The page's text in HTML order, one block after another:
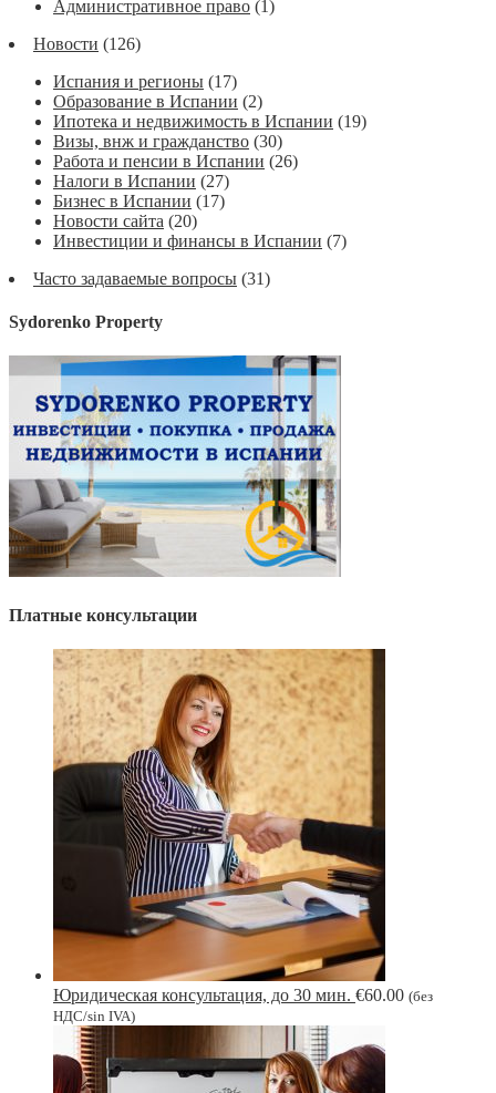
Административное право (1)
Новости (126)
Испания и регионы (17)
Образование в Испании (2)
Ипотека и недвижимость в Испании (19)
Визы, внж и гражданство (30)
Работа и пенсии в Испании (26)
Налоги в Испании (27)
Бизнес в Испании (17)
Новости сайта (20)
Инвестиции и финансы в Испании (7)
Часто задаваемые вопросы (31)
Sydorenko Property
Платные консультации
Юридическая консультация, до 30 мин. €60.00 (без
НДС/sin IVA)